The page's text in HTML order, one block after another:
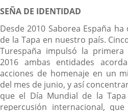
SEÑA DE IDENTIDAD
Desde 2010 Saborea España
de la Tapa en nuestro país.
Turespaña impulsó la primera
2016 ambas entidades
acciones de homenaje en un
del mes de junio, y así
que el Día Mundial de la
repercusión internacional,